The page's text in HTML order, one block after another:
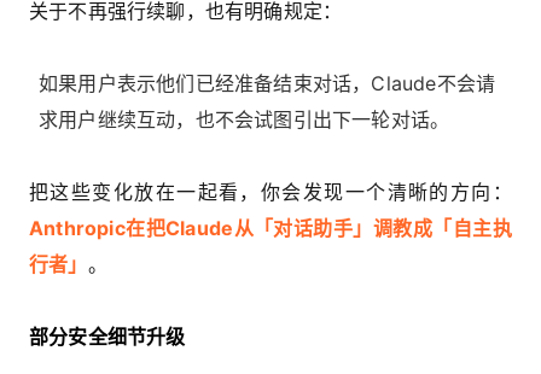
关于不再强行续聊，也有明确规定：
如果用户表示他们已经准备结束对话，Claude不会请
求用户继续互动，也不会试图引出下一轮对话。
把这些变化放在一起看，你会发现一个清晰的方向：
Anthropic在把Claude从「对话助手」调教成「自主执
行者」 。
部分安全细节升级